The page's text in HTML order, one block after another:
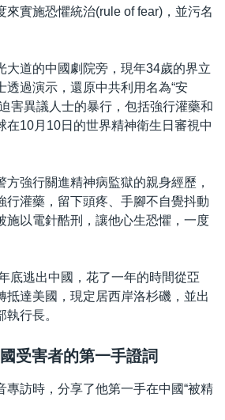
來實施恐懼統治(rule of fear)，並污名
大道的中國劇院旁，現年34歲的界立
透過演示，還原中共利用名為“安
害異議人士的暴行，包括強行灌藥和
在10月10日的世界精神衛生日審視中
強行關進精神病監獄的親身經歷，
行灌藥，留下頭疼、手腳不自覺抖動
施以電針酷刑，讓他心生恐懼，一度
底逃出中國，花了一年的時間從亞
抵達美國，現定居西岸洛杉磯，並出
行長。
受害者的第一手證詞
專訪時，分享了他第一手在中國“被精